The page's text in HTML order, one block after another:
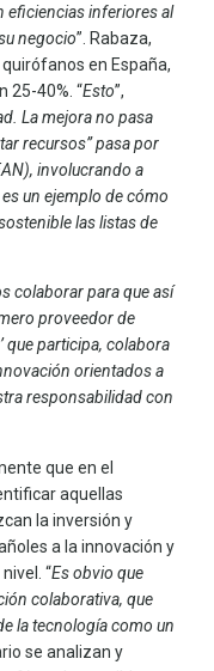
eficiencias inferiores al
negocio”. Rabaza,
en España,
25-40%. “Esto”,
La mejora no pasa
recursos” pasa por
involucrando a
un ejemplo de cómo
las listas de
colaborar para que así
proveedor de
que participa, colabora
orientados a
responsabilidad con
que en el
aquellas
la inversión y
a la innovación y
“Es obvio que
colaborativa, que
la tecnología como un
se analizan y